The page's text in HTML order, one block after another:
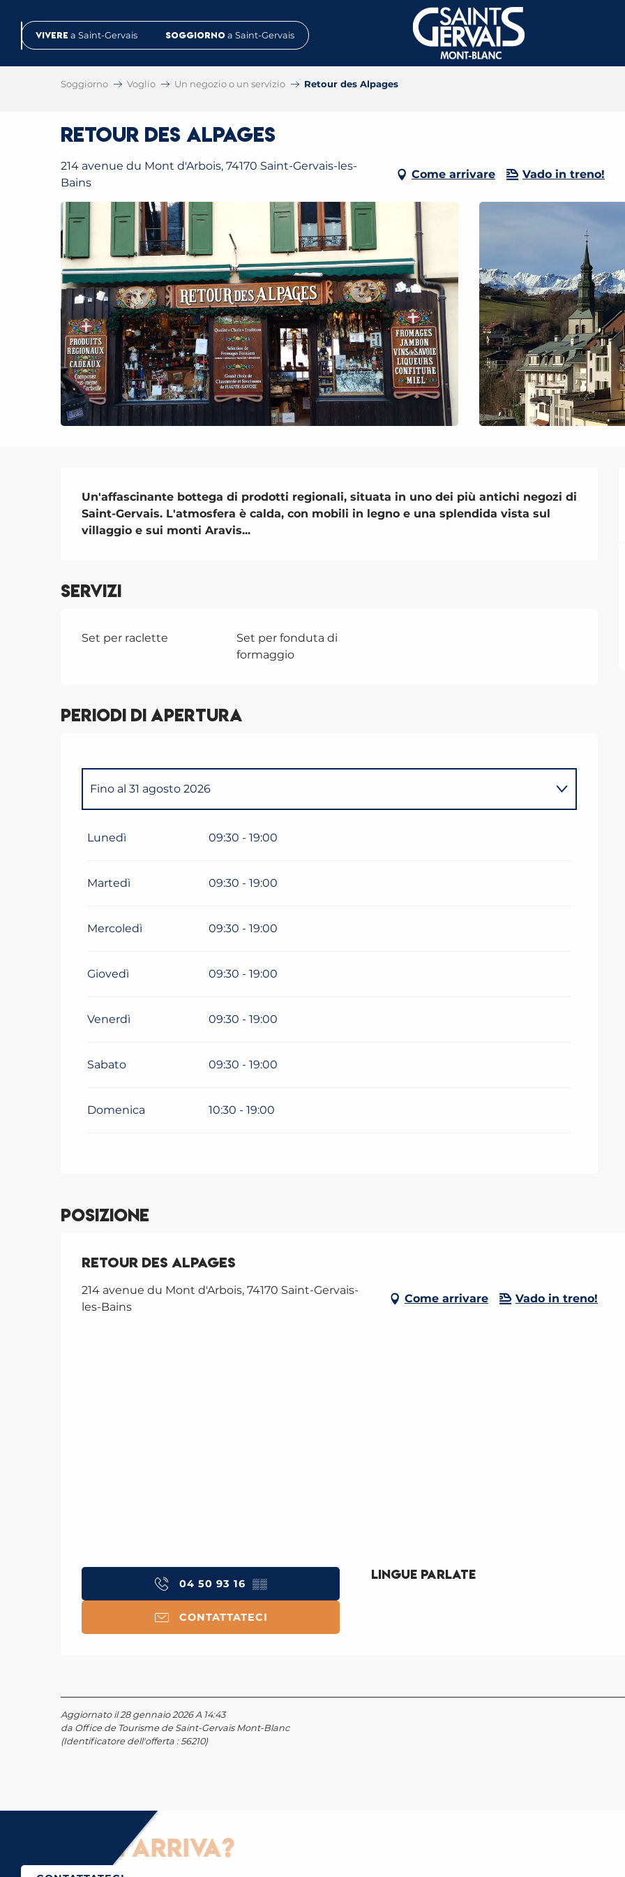
contenuVivere a Saint-Gervais Soggiorno a Saint-Gervais
Soggiorno Voglio Un negozio o un servizio Retour des Alpages
Retour des Alpages
214 avenue du Mont d'Arbois, 74170 Saint-Gervais-les-
Bains
Come arrivare Vado in treno!
Descrizione
Un'affascinante bottega di prodotti regionali, situata in uno dei più antichi negozi di
Saint-Gervais. L'atmosfera è calda, con mobili in legno e una splendida vista sul
villaggio e sui monti Aravis...
Servizi
Set per raclette
Set per fonduta di
formaggio
Periodi di apertura
Fino al 31 agosto 2026
Lunedì 09:30 - 19:00
Martedì 09:30 - 19:00
Mercoledì 09:30 - 19:00
Giovedì 09:30 - 19:00
Venerdì 09:30 - 19:00
Sabato 09:30 - 19:00
Domenica 10:30 - 19:00
Posizione
Retour des Alpages
214 avenue du Mont d'Arbois, 74170 Saint-Gervais-
les-Bains
Come arrivare Vado in treno!
04 50 93 16 ▒▒
CONTATTATECI
Lingue parlate
Lingue parlate
Aggiornato il 28 gennaio 2026 A 14:43
da Office de Tourisme de Saint-Gervais Mont-Blanc
(Identificatore dell'offerta :56210)
ci si arriva?